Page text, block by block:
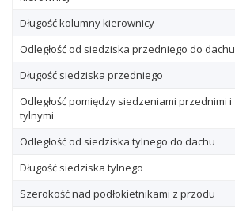
Długość kolumny kierownicy
Odległość od siedziska przedniego do dachu
Długość siedziska przedniego
Odległość pomiędzy siedzeniami przednimi i
tylnymi
Odległość od siedziska tylnego do dachu
Długość siedziska tylnego
Szerokość nad podłokietnikami z przodu